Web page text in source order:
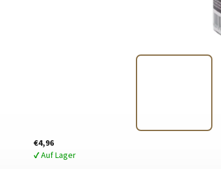
€4,96
✔ Auf Lager